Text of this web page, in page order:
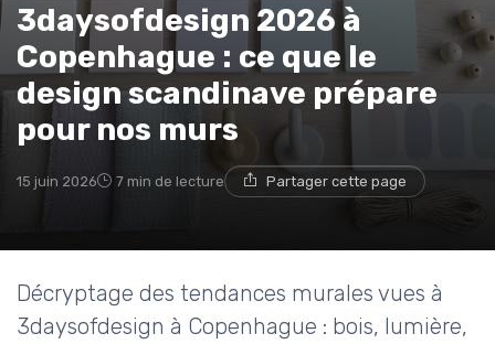
3daysofdesign 2026 à
Copenhague : ce que le
design scandinave prépare
pour nos murs
15 juin 2026 7 min de lecture Partager cette page
Décryptage des tendances murales vues à
3daysofdesign à Copenhague : bois, lumière,